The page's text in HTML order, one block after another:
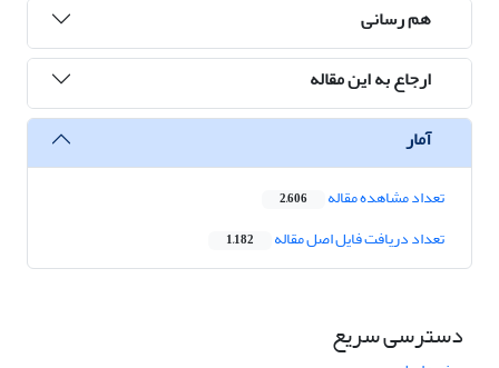
هم رسانی
ارجاع به این مقاله
آمار
تعداد مشاهده مقاله 2,606
تعداد دریافت فایل اصل مقاله 1,182
دسترسی سریع